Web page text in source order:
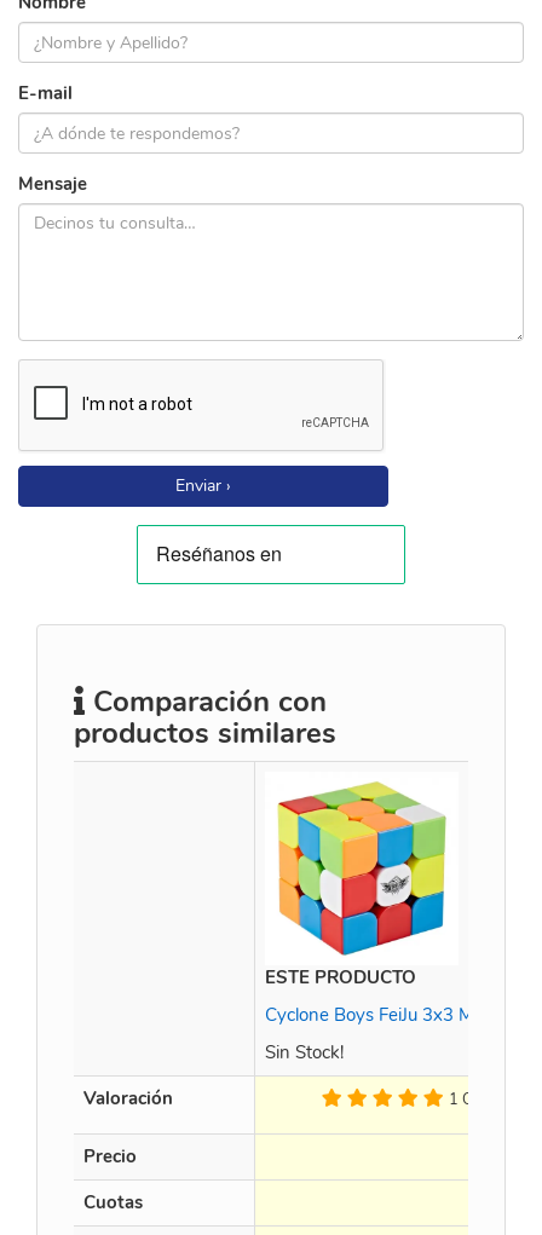
E-mail
Mensaje
Enviar ›
Comparación con
productos similares
ESTE PRODUCTO
Cyclone Boys FeiJu 3x3 Magnético
Sin Stock!
Valoración
1 Op.
Precio
Cuotas